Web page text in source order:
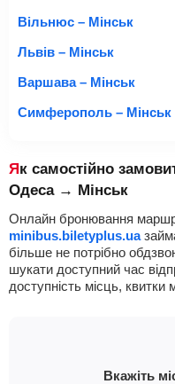
Вільнюс – Мінськ
Львів – Мінськ
Варшава – Мінськ
Симферополь – Мінськ
Як самостійно замовити квиток на маршрутку
Одеса → Мінськ
Онлайн бронювання
minibus.biletyplus.ua
більше не потрібно
шукати доступний час
доступність місць,
Вкажіть